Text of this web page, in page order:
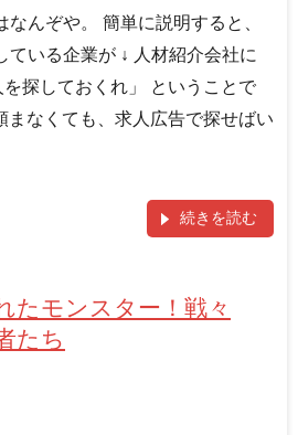
なんぞや。 簡単に説明すると、
ている企業が ↓ 人材紹介会社に
探しておくれ」 ということで
まなくても、求人広告で探せばい
続きを読む
たモンスター！戦々
たち